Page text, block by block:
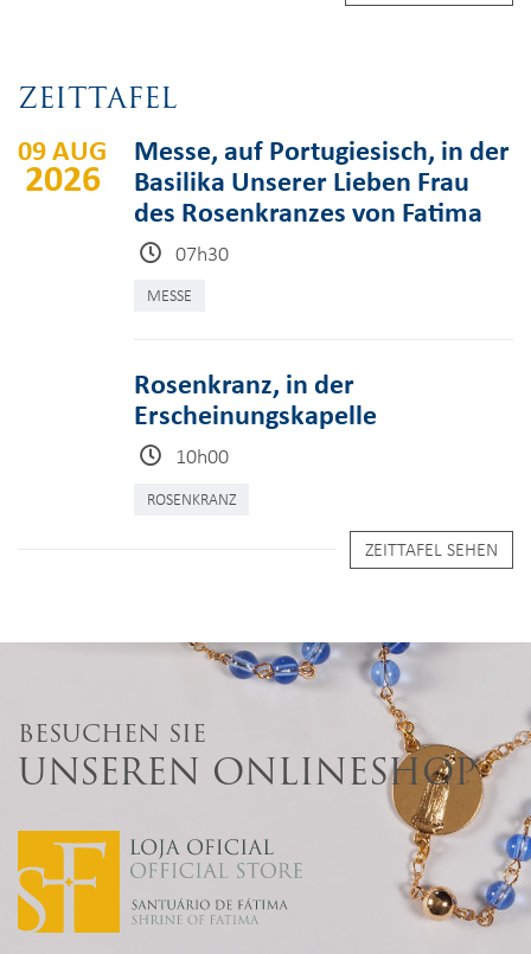
ZEITTAFEL
09 AUG
2026
Messe, auf Portugiesisch, in der
Basilika Unserer Lieben Frau
des Rosenkranzes von Fatima
07h30
MESSE
Rosenkranz, in der
Erscheinungskapelle
10h00
ROSENKRANZ
ZEITTAFEL SEHEN
BESUCHEN SIE
UNSEREN ONLINESHOP